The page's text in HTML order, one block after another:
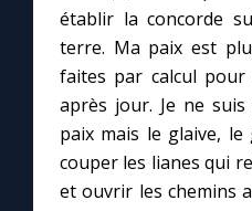
établir la concorde
terre. Ma paix est
faites par calcul
après jour. Je ne
paix mais le glaive,
couper les lianes qui
et ouvrir les chemins